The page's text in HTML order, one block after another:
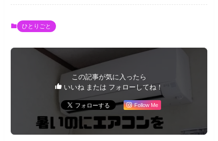
ひとりごと
この記事が気に入ったら
いいね または フォローしてね！
Follow Me